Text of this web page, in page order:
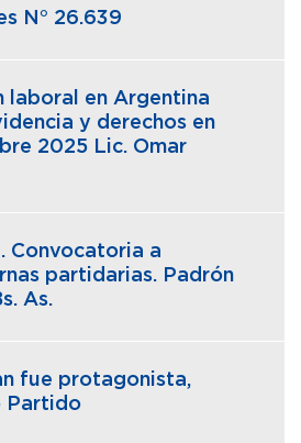
N° 26.639
laboral en Argentina
y derechos en
2025 Lic. Omar
Convocatoria a
partidarias. Padrón
As.
fue protagonista,
Partido